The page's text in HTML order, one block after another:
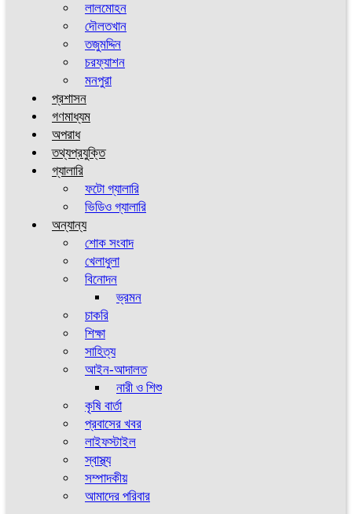
লালমোহন
দৌলতখান
তজুমদ্দিন
চরফ্যাশন
মনপুরা
প্রশাসন
গণমাধ্যম
অপরাধ
তথ্যপ্রযুক্তি
গ্যালারি
ফটো গ্যালারি
ভিডিও গ্যালারি
অন্যান্য
শোক সংবাদ
খেলাধুলা
বিনোদন
ভ্রমন
চাকরি
শিক্ষা
সাহিত্য
আইন-আদালত
নারী ও শিশু
কৃষি বার্তা
প্রবাসের খবর
লাইফস্টাইল
স্বাস্থ্য
সম্পাদকীয়
আমাদের পরিবার